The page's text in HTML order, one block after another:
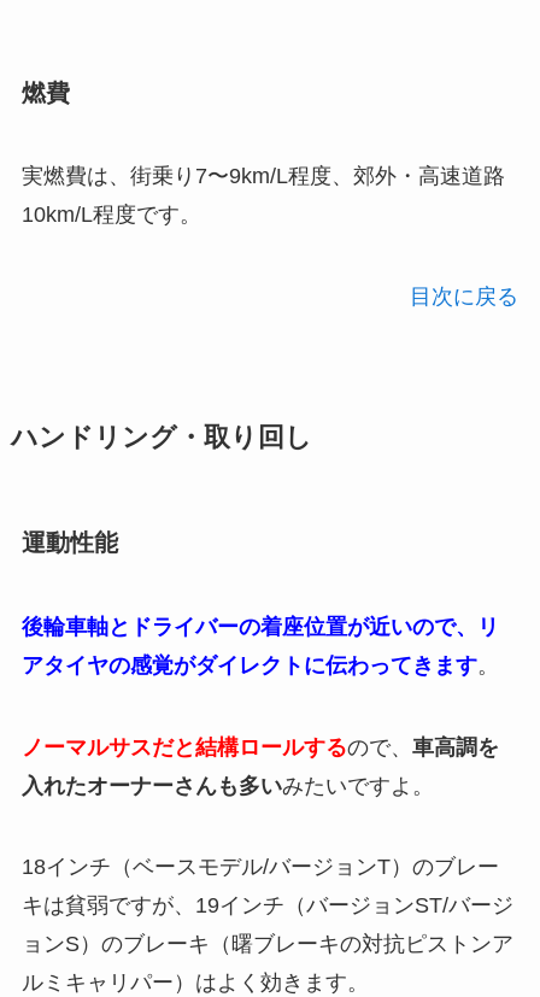
燃費
実燃費は、街乗り7〜9km/L程度、郊外・高速道路
10km/L程度です。
目次に戻る
ハンドリング・取り回し
運動性能
後輪車軸とドライバーの着座位置が近いので、リ
アタイヤの感覚がダイレクトに伝わってきます。
ノーマルサスだと結構ロールするので、 車高調を
入れたオーナーさんも多いみたいですよ。
18インチ（ベースモデル/バージョンT）のブレー
キは貧弱ですが、19インチ（バージョンST/バージ
ョンS）のブレーキ（曙ブレーキの対抗ピストンア
ルミキャリパー）はよく効きます。